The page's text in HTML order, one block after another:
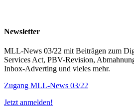
Newsletter
MLL-News 03/22 mit Beiträgen zum
Services Act, PBV-Revision,
Inbox-Adverting und vieles mehr.
Zugang MLL-News 03/22
Jetzt anmelden!